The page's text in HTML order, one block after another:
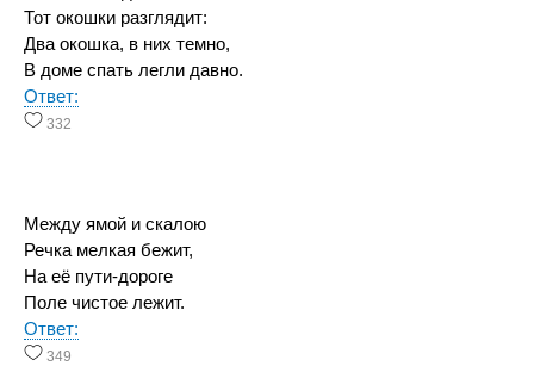
Тот окошки разглядит:
Два окошка, в них темно,
В доме спать легли давно.
Ответ:
332
Между ямой и скалою
Речка мелкая бежит,
На её пути-дороге
Поле чистое лежит.
Ответ:
349